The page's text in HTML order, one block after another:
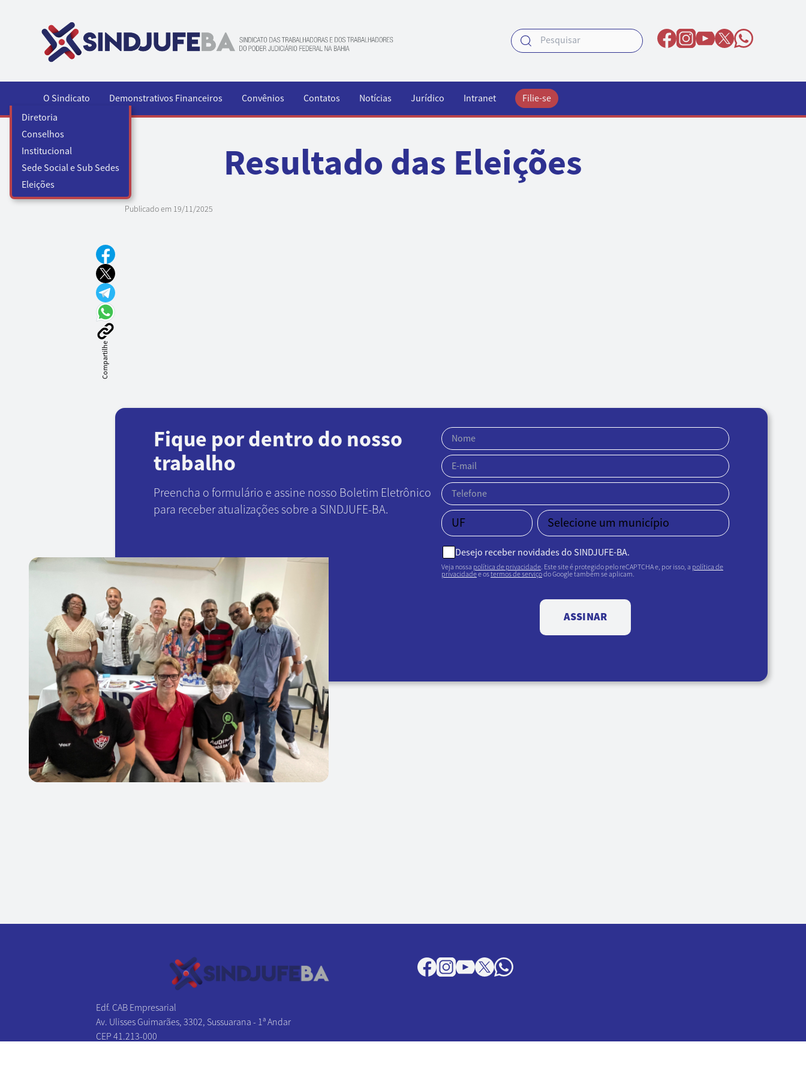
O Sindicato
Diretoria
Conselhos
Institucional
Sede Social e Sub Sedes
Eleições
Demonstrativos Financeiros Convênios Contatos Notícias Jurídico Intranet Filie-se
Resultado das Eleições
Publicado em 19/11/2025
Compartilhe
Fique por dentro do nosso
trabalho
Preencha o formulário e assine nosso Boletim Eletrônico
para receber atualizações sobre a SINDJUFE-BA.
Desejo receber novidades do SINDJUFE-BA.
Veja nossa política de privacidade. Este site é protegido pelo reCAPTCHA e, por isso, a política de
privacidadee ostermos de serviçodo Google também se aplicam.
ASSINAR
Edf. CAB Empresarial
Av. Ulisses Guimarães, 3302, Sussuarana - 1ª Andar
CEP 41.213-000